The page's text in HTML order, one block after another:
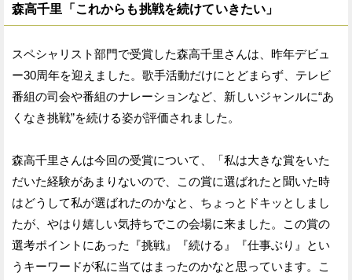
森高千里「これからも挑戦を続けていきたい」
スペシャリスト部門で受賞した森高千里さんは、昨年デビュ
ー30周年を迎えました。歌手活動だけにとどまらず、テレビ
番組の司会や番組のナレーションなど、新しいジャンルに“あ
くなき挑戦”を続ける姿が評価されました。
森高千里さんは今回の受賞について、「私は大きな賞をいた
だいた経験があまりないので、この賞に選ばれたと聞いた時
はどうして私が選ばれたのかなと、ちょっとドキッとしまし
たが、やはり嬉しい気持ちでこの会場に来ました。この賞の
選考ポイントにあった『挑戦』『続ける』『仕事ぶり』とい
うキーワードが私に当てはまったのかなと思っています。こ